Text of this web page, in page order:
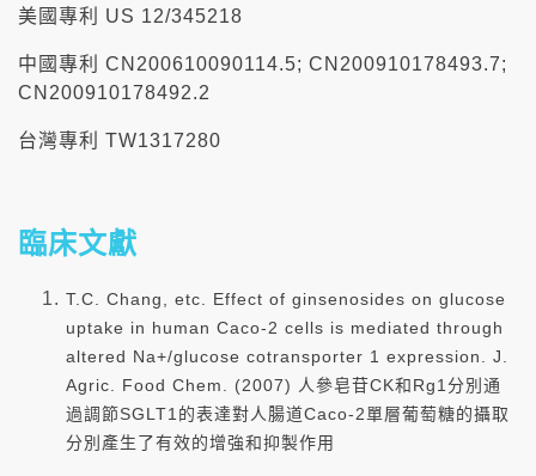
美國專利 US 12/345218
中國專利 CN200610090114.5; CN200910178493.7;
CN200910178492.2
台灣專利 TW1317280
臨床文獻
T.C. Chang, etc. Effect of ginsenosides on glucose
uptake in human Caco-2 cells is mediated through
altered Na+/glucose cotransporter 1 expression. J.
Agric. Food Chem. (2007) 人參皂苷CK和Rg1分別通
過調節SGLT1的表達對人腸道Caco-2單層葡萄糖的攝取
分別產生了有效的增強和抑製作用